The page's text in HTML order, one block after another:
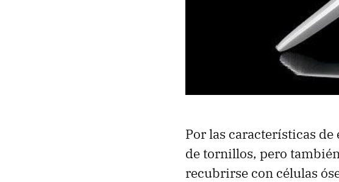
Por las características
de tornillos, pero
recubrirse con células